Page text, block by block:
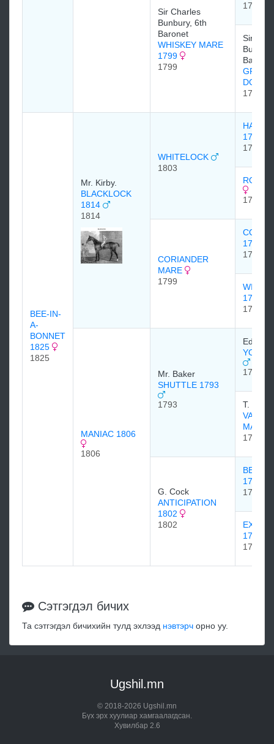
Sir Charles
Bunbury, 6th
Baronet
WHISKEY MARE
1799
1799
1789
Sir
Baronet
GREY
1781
BEE-IN-
A-
BONNET
1825
1825
Mr. Kirby.
BLACKLOCK
1814
1814
WHITELOCK
1803
1792
1792
1788
CORIANDER
MARE
1799
1786
1786
1792
1792
MANIAC 1806
1806
Mr. Baker
SHUTTLE 1793
1793
1771
T. Clark
MARE
1784
G. Cock
ANTICIPATION
1802
1802
1791
1791
1779
1779
Сэтгэгдэл бичих
Та сэтгэгдэл бичихийн тулд эхлээд нэвтэрч орно уу.
Ugshil.mn
© 2018-2026 Ugshil.mn
Бүх эрх хуулиар хамгаалагдсан.
Хувилбар 2.6